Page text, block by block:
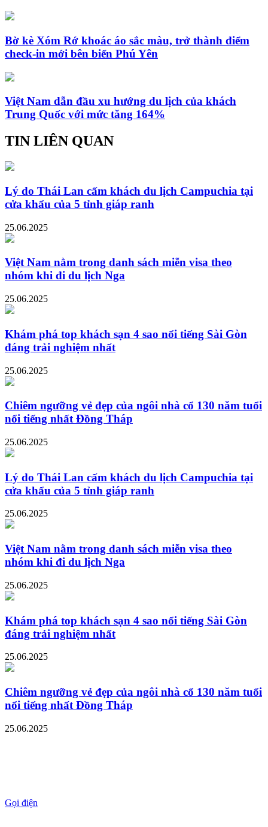
Bờ kè Xóm Rớ khoác áo sắc màu, trở thành điểm
check-in mới bên biển Phú Yên
Việt Nam dẫn đầu xu hướng du lịch của khách
Trung Quốc với mức tăng 164%
TIN LIÊN QUAN
Lý do Thái Lan cấm khách du lịch Campuchia tại
cửa khẩu của 5 tỉnh giáp ranh
25.06.2025
Việt Nam nằm trong danh sách miễn visa theo
nhóm khi đi du lịch Nga
25.06.2025
Khám phá top khách sạn 4 sao nổi tiếng Sài Gòn
đáng trải nghiệm nhất
25.06.2025
Chiêm ngưỡng vẻ đẹp của ngôi nhà cổ 130 năm tuổi
nổi tiếng nhất Đồng Tháp
25.06.2025
Lý do Thái Lan cấm khách du lịch Campuchia tại
cửa khẩu của 5 tỉnh giáp ranh
25.06.2025
Việt Nam nằm trong danh sách miễn visa theo
nhóm khi đi du lịch Nga
25.06.2025
Khám phá top khách sạn 4 sao nổi tiếng Sài Gòn
đáng trải nghiệm nhất
25.06.2025
Chiêm ngưỡng vẻ đẹp của ngôi nhà cổ 130 năm tuổi
nổi tiếng nhất Đồng Tháp
25.06.2025
Gọi điện